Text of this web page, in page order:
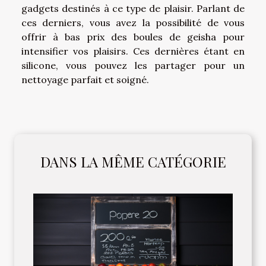
gadgets destinés à ce type de plaisir. Parlant de
ces derniers, vous avez la possibilité de vous
offrir à bas prix des boules de geisha pour
intensifier vos plaisirs. Ces dernières étant en
silicone, vous pouvez les partager pour un
nettoyage parfait et soigné.
DANS LA MÊME CATÉGORIE